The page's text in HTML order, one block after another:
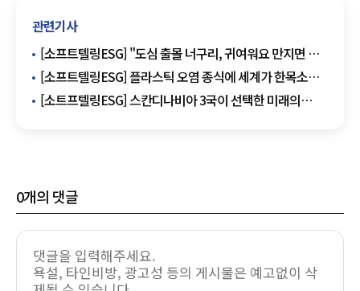
관련기사
[소프트텔링ESG] "도심 출몰 너구리, 귀여워요 만지면 안
돼요" 개과 포유류, 물림 사고·광견병 등 우려
[소프트텔링ESG] 플라스틱 오염 종식에 세계가 한목소리
"쓰레기 버리지 맙써"
[소트프텔링ESG] 스칸디나비아 3국이 선택한 미래의
0개의 댓글